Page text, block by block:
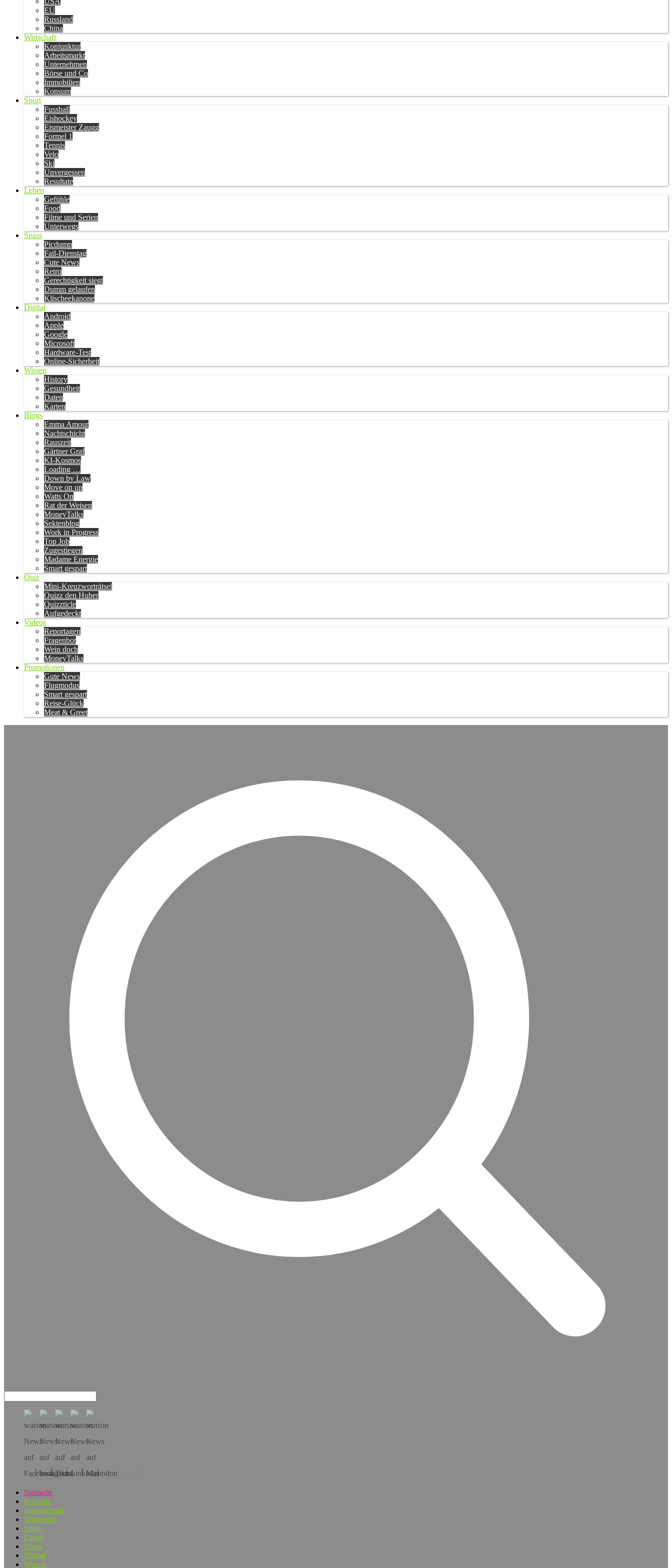
EU
Russland
China
Wirtschaft
Konjunktur
Arbeitsmarkt
Unternehmen
Börse und Co
Immobilien
Konsum
Sport
Fussball
Eishockey
Eismeister Zaugg
Formel 1
Tennis
Velo
Ski
Unvergessen
Resultate
Leben
Gefühle
Food
Filme und Serien
Unterwegs
Spass
Picdump
Fail-Dienstag
Cute News
Retro
Gerechtigkeit siegt
Dumm gelaufen
Klischeekanone
Digital
Android
Apple
Google
Microsoft
Hardware-Test
Online-Sicherheit
Wissen
History
Gesundheit
Daten
Karten
Blogs
Emma Amour
Nachtschicht
Rauszeit
Gärtner Graf
KI-Kosmos
Loading …
Down by Law
Move on up
Watts On
Rat der Weisen
MoneyTalks
Sektenblog
Work in Progress
Top Job
Zugestiegen
Madame Energie
Smart gespart
Quiz
Mini-Kreuzworträtsel
Quizz den Huber
Quizzticle
Aufgedeckt
Videos
Reportagen
Fragenbot
Wein doch
MoneyTalks
Promotionen
Gute News
Flugmodus
Smart gespart
Reise-Glück
Meat & Greet
Hol dir die App!
Startseite
Schweiz
International
Wirtschaft
Sport
Leben
Spass
Digital
Wissen